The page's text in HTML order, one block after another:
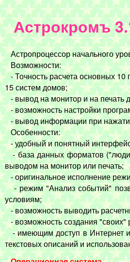
Астрокромъ
Астропроцессор начального
Возможности:
- Точность расчета основных 10
15 систем домов;
- вывод на монитор и на печать
- возможность настройки
- вывод информации при
Особенности:
- удобный и понятный
- база данных форматов
выводом на монитор или печать;
- оригинальное исполнение
- режим "Анализ событий"
условиям;
- возможность выводить
- возможность создания "своих"
- имеющим доступ в Интернет и
текстовых описаний и